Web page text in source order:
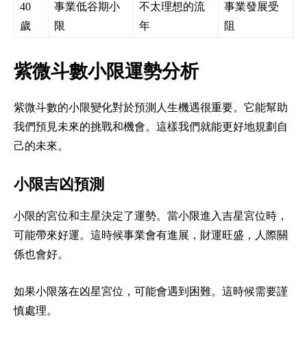
40
歲
事業低谷期小
限
不太理想的流
年
事業發展受
阻
紫微斗數小限運勢分析
紫微斗數的小限變化對於預測人生機遇很重要。它能幫助
我們預見未來的挑戰和機會。這樣我們就能更好地規劃自
己的未來。
小限吉凶預測
小限的宮位和主星決定了運勢。當小限進入吉星宮位時，
可能帶來好運。這時候事業會有進展，財運旺盛，人際關
係也會好。
如果小限落在凶星宮位，可能會遇到困難。這時候需要謹
慎處理。